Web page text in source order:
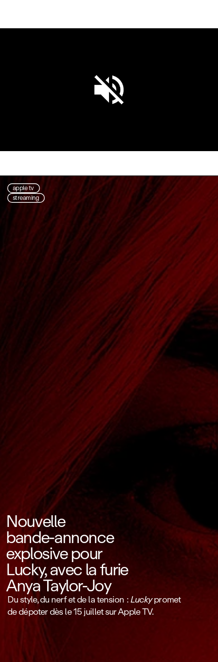
Unmute Settings
apple tv
streaming
Nouvelle
bande‑annonce
explosive pour
Lucky, avec la furie
Anya Taylor‑Joy
Du style, du nerf et de la tension :Luckypromet
de dépoter dès le 15 juillet sur Apple TV.